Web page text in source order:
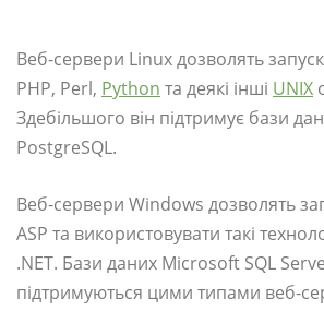
Веб-сервери Linux дозволять
PHP, Perl, Python та деякі інші UNIX
Здебільшого він підтримує бази
PostgreSQL.
Веб-сервери Windows дозволять
ASP та використовувати такі
.NET. Бази даних Microsoft SQL
підтримуються цими типами веб-